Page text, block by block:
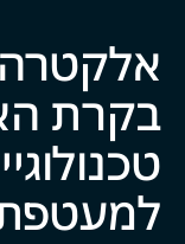
בקרת